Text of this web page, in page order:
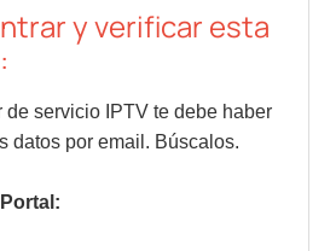
y verificar esta
de servicio IPTV te debe haber
datos por email. Búscalos.